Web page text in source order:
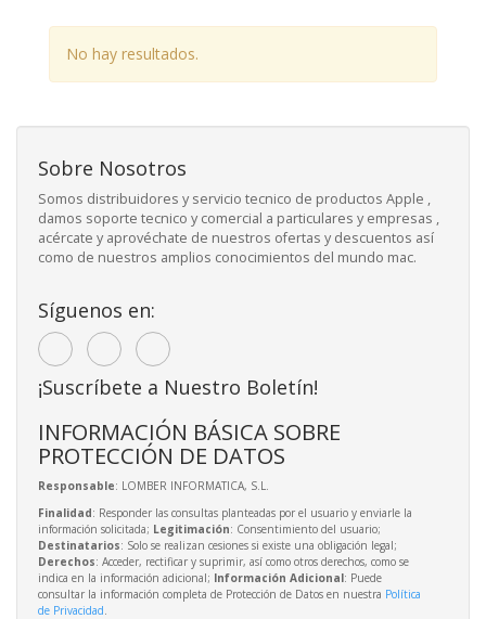
No hay resultados.
Sobre Nosotros
Somos distribuidores y servicio tecnico de productos Apple ,
damos soporte tecnico y comercial a particulares y empresas ,
acércate y aprovéchate de nuestros ofertas y descuentos así
como de nuestros amplios conocimientos del mundo mac.
Síguenos en:
¡Suscríbete a Nuestro Boletín!
INFORMACIÓN BÁSICA SOBRE
PROTECCIÓN DE DATOS
Responsable: LOMBER INFORMATICA, S.L.
Finalidad: Responder las consultas planteadas por el usuario y enviarle la
información solicitada; Legitimación: Consentimiento del usuario;
Destinatarios: Solo se realizan cesiones si existe una obligación legal;
Derechos: Acceder, rectificar y suprimir, así como otros derechos, como se
indica en la información adicional; Información Adicional: Puede
consultar la información completa de Protección de Datos en nuestra Política
de Privacidad.